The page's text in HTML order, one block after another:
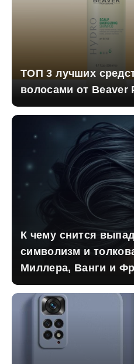
ТОП 3 лучших
волосами от Beaver
К чему снится
символизм и
Миллера, Ванги и